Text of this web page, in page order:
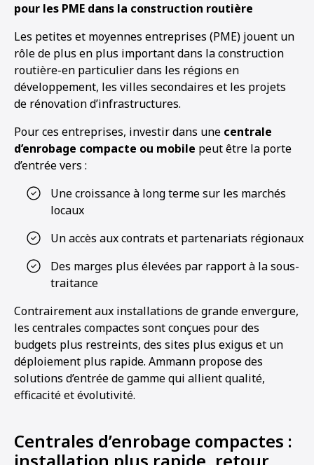
pour les PME dans la construction routière
Les petites et moyennes entreprises (PME) jouent un
rôle de plus en plus important dans la construction
routière-en particulier dans les régions en
développement, les villes secondaires et les projets
de rénovation d’infrastructures.
Pour ces entreprises, investir dans une centrale
d’enrobage compacte ou mobile peut être la porte
d’entrée vers :
Une croissance à long terme sur les marchés
locaux
Un accès aux contrats et partenariats régionaux
Des marges plus élevées par rapport à la sous-
traitance
Contrairement aux installations de grande envergure,
les centrales compactes sont conçues pour des
budgets plus restreints, des sites plus exigus et un
déploiement plus rapide. Ammann propose des
solutions d’entrée de gamme qui allient qualité,
efficacité et évolutivité.
Centrales d’enrobage compactes :